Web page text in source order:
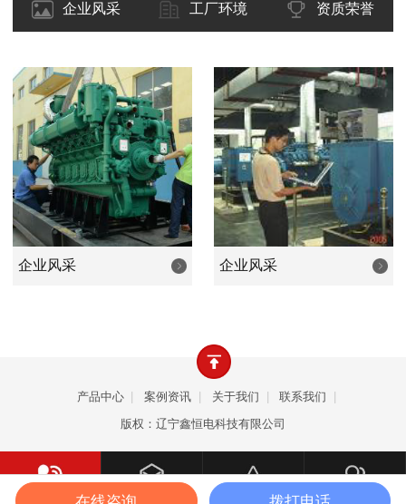
车型、静音箱型、集装箱型、自动化型、全自动远程监控
型、多机自动并机并网调频调载型等各种型式的柴油发电机
用于工矿、企业、学校、医院、交通、酒店、房产、野外作
业等等行业的照明和设备动力之用。产品畅销全国，远销韩
国、朝鲜、欧美、东南亚、中东、非洲等众多国家和地区。
公司以优良的品质、卓越的价值、周到的服务，致力成
为发电机行业新时代优秀的品牌，是您值得依赖的合作伙
伴。
企业风采 工厂环境 资质荣誉
企业风采 企业风采
产品中心 案例资讯 关于我们 联系我们
版权：辽宁鑫恒电科技有限公司